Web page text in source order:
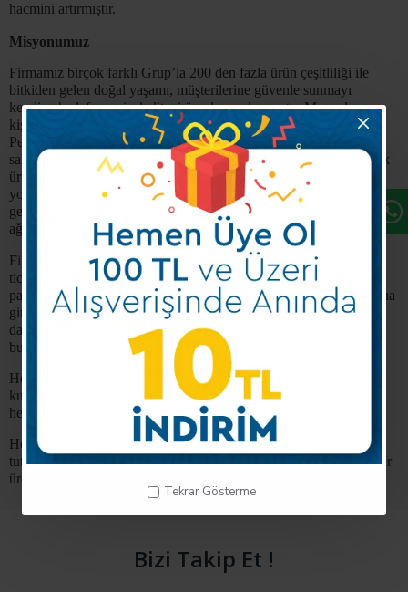
Tekrar Gösterme
hacmini artırmıştır.
Misyonumuz
Firmamız birçok farklı Grup’la 200 den fazla ürün çeşitliliği ile
bitkiden gelen doğal yaşamı, müşterilerine güvenle sunmayı
kendine hedef seçmiş, kaliteyi ön plana çıkarmıştır. Macunlar,
kişisel bakım ve Kozmetik Ürünleri, Şampuanlar, Bitkisel Çaylar,
Pekmezler ve Bitkisel Yağlar, Doğal Fermente Sirkeler, Bitkisel
sabunlar, Bitkisel kremler gibi ürünlerin yanı sıra üretime geçerek
ürün yelpazesini çeşitlendirmiş, iç pazarda olduğu gibi dış ticaret
yolunda da hızlı adımlar atmayı hedeflemiştir. 2022 yılı ile üretime
geçtiği ürünle Türkiye genelinde yeni bayilikler de vererek bayii
ağını artırmayı hedeflemiştir.
Firmamız bulunduğu bölge de tedarikçi perakende e-Ticaret gibi
ticari faaliyet göstermekle kalmayıp Üretimde olduğu ve marka
patentinin kendisine olan Ozoonix le Türkiye ve Dünya piyasasına
giriş yapmayı planlamaktadır. Bünyesine İhracatı da dahil ederek
daha geniş ağa sahip olmayı ve Türkiye ekonominisine katkıda
bulunmayı bir borç olarak görmektedir.
Her geçen yıl büyüyen firmamızın ticaret ağını da geliştirerek
kurumsallaşmaya doğru büyük adımlar atmak en büyük
hedeflerindendir.
Hedefimiz (Koşulsuz müşteri memnuniyetini ve güveni ön planda
tutarak insan sağlığına yararlı, yüksek kalite standartlarında ürünler
üretmek.)
Bizi Takip Et !